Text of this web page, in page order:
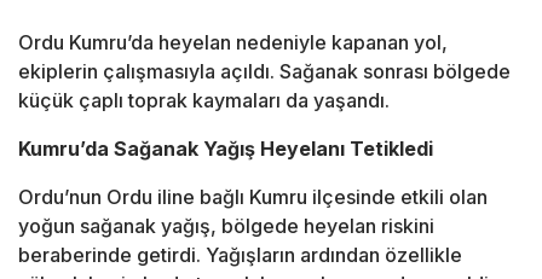
Ordu Kumru’da heyelan nedeniyle kapanan yol,
ekiplerin çalışmasıyla açıldı. Sağanak sonrası bölgede
küçük çaplı toprak kaymaları da yaşandı.
Kumru’da Sağanak Yağış Heyelanı Tetikledi
Ordu’nun Ordu iline bağlı Kumru ilçesinde etkili olan
yoğun sağanak yağış, bölgede heyelan riskini
beraberinde getirdi. Yağışların ardından özellikle